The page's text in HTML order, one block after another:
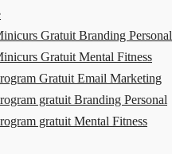
Gratuit Branding Personal
Gratuit Mental Fitness
Gratuit Email Marketing
gratuit Branding Personal
gratuit Mental Fitness